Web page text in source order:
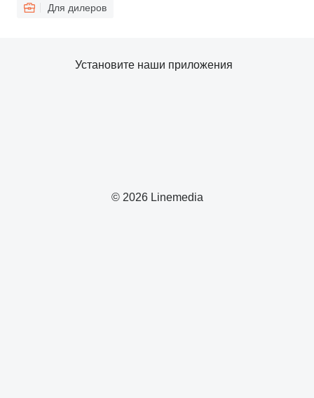
Для дилеров
© 2026 Linemedia
Установите наши приложения